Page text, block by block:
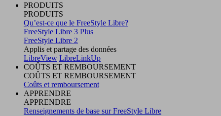
PRODUITS
PRODUITS
Qu’est-ce que le FreeStyle Libre?
FreeStyle Libre 3 Plus
FreeStyle Libre 2
Applis et partage des données
LibreView LibreLinkUp
COÛTS ET REMBOURSEMENT
COÛTS ET REMBOURSEMENT
Coûts et remboursement
APPRENDRE
APPRENDRE
Renseignements de base sur FreeStyle Libre